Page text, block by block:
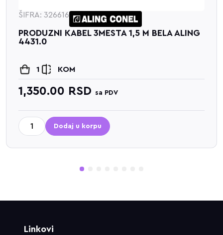
KABEL 3MESTA 1,5 M BELA ALING
RSD sa PDV
u korpu
4
Linkovi